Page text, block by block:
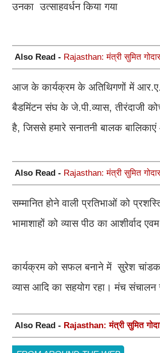
उनका उत्साहवर्धन किया गया
Also Read - Rajasthan: मंत्री सुमित
आज के कार्यक्रम के अतिथिगणों में
बैडमिंटन संघ के जे.पी.व्यास, तीरंदाजी
है, जिससे हमारे सनातनी बालक
Also Read - Rajasthan: मंत्री सुमित
सम्मानित होने वाली प्रतिभाओं को
भामाशाहों को व्यास पीठ का आशीर्वाद
कार्यक्रम को सफल बनाने में सुरेश
व्यास आदि का सहयोग रहा। मंच
Also Read - Rajasthan: मंत्री सुमित